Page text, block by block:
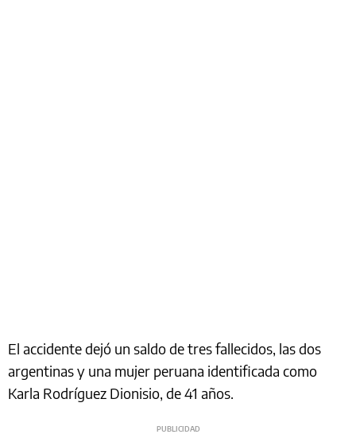
El accidente dejó un saldo de tres fallecidos, las dos
argentinas y una mujer peruana identificada como
Karla Rodríguez Dionisio, de 41 años.